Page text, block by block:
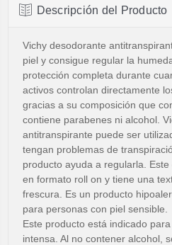
Descripción del Producto
Vichy desodorante
piel y consigue regular la
protección completa durante
activos controlan directamente
gracias a su composición que
contiene parabenes ni alcohol.
antitranspirante puede ser
tengan problemas de
producto ayuda a regularla.
en formato roll on y tiene una
frescura. Es un producto
para personas con piel sensible.
Este producto está indicado
intensa. Al no contener alcohol,